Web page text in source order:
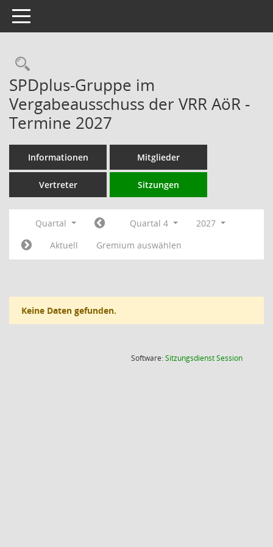
Toggle navigation
Rechercheauswahl
SPDplus-Gruppe im
Vergabeausschuss der VRR AöR -
Termine 2027
Informationen Mitglieder
Vertreter Sitzungen
Quartal Quartal 4
2027
Aktuell
Gremium auswählen
Keine Daten gefunden.
Software:SitzungsdienstSession(Wird in